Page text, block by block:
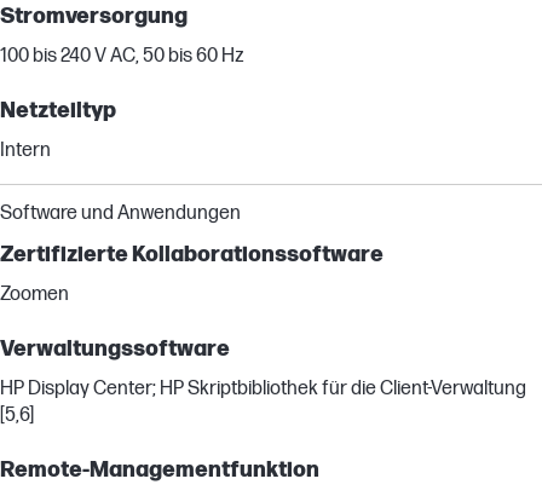
Stromversorgung
100 bis 240 V AC, 50 bis 60 Hz
Netzteiltyp
Intern
Software und Anwendungen
Zertifizierte Kollaborationssoftware
Zoomen
Verwaltungssoftware
HP Display Center; HP Skriptbibliothek für die Client-Verwaltung
[5,6]
Remote-Managementfunktion